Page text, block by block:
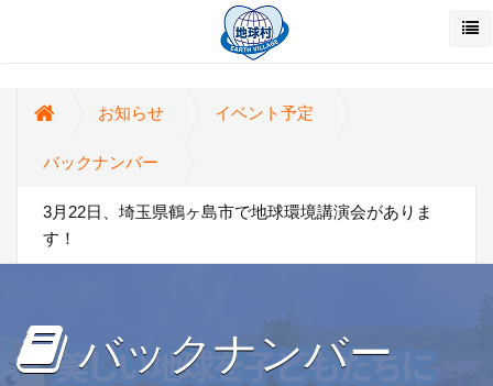
お知らせ イベント予定
バックナンバー
3月22日、埼玉県鶴ヶ島市で地球環境講演会がありま
す！
バックナンバー